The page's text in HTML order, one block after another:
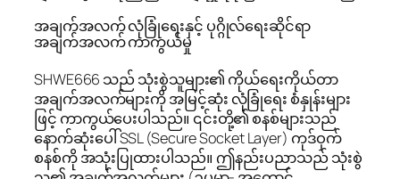
အချက်အလက် လုံခြုံရေးနှင့် ပုဂ္ဂိုလ်ရေးဆိုင်ရာ
အချက်အလက် ကာကွယ်မှု
SHWE666 သည် သုံးစွဲသူများ၏ ကိုယ်ရေးကိုယ်တာ
အချက်အလက်များကို အမြင့်ဆုံး လုံခြုံရေး စံနှုန်းများ
ဖြင့် ကာကွယ်ပေးပါသည်။ ၎င်းတို့၏ စနစ်များသည်
နောက်ဆုံးပေါ် SSL (Secure Socket Layer) ကုဒ်ဝှက်
စနစ်ကို အသုံးပြုထားပါသည်။ ဤနည်းပညာသည် သုံးစွဲ